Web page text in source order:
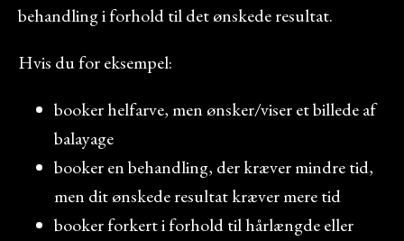
behandling i forhold til det ønskede resultat.
Hvis du for eksempel:
booker helfarve, men ønsker/viser et billede af
balayage
booker en behandling, der kræver mindre tid,
men dit ønskede resultat kræver mere tid
booker forkert i forhold til hårlængde eller